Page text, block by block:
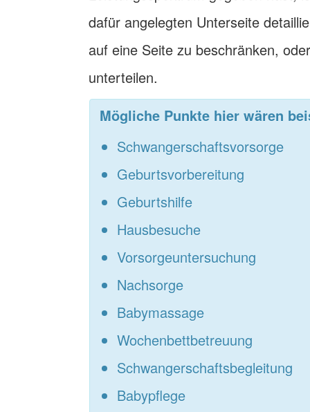
dafür angelegten Unterseite
auf eine Seite zu beschränken,
unterteilen.
Mögliche Punkte hier wären
Schwangerschaftsvorsorge
Geburtsvorbereitung
Geburtshilfe
Hausbesuche
Vorsorgeuntersuchung
Nachsorge
Babymassage
Wochenbettbetreuung
Schwangerschaftsbegleitung
Babypflege